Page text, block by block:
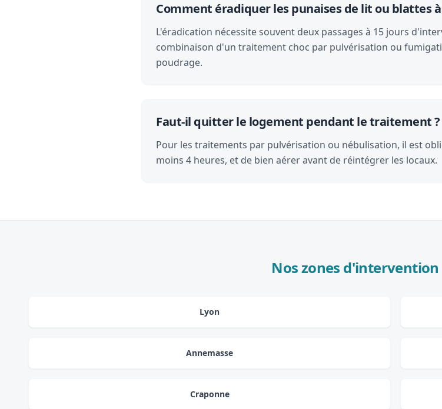
Comment éradiquer les punaises de lit ou blattes à
L'éradication nécessite souvent deux passages à 15 jours
combinaison d'un traitement choc par pulvérisation ou
poudrage.
Faut-il quitter le logement pendant le traitement ?
Pour les traitements par pulvérisation ou nébulisation, il est
moins 4 heures, et de bien aérer avant de réintégrer les locaux.
Nos zones
Lyon
Annemasse
Craponne